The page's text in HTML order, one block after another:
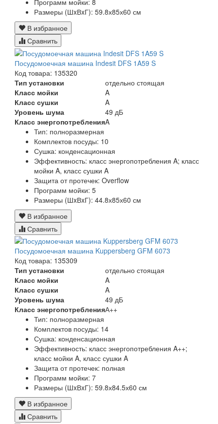
Программ мойки: 8
Размеры (ШxВxГ): 59.8х85х60 см
В избранное
Сравнить
Посудомоечная машина Indesit DFS 1A59 S
Код товара: 135320
Тип установки
отдельно стоящая
Класс мойки
A
Класс сушки
A
Уровень шума
49 дБ
Класс энергопотребленияA
Тип: полноразмерная
Комплектов посуды: 10
Сушка: конденсационная
Эффективность: класс энергопотребления A; класс
мойки A, класс сушки A
Защита от протечек: Overflow
Программ мойки: 5
Размеры (ШxВxГ): 44.8х85х60 см
В избранное
Сравнить
Посудомоечная машина Kuppersberg GFM 6073
Код товара: 135309
Тип установки
отдельно стоящая
Класс мойки
A
Класс сушки
A
Уровень шума
49 дБ
Класс энергопотребленияА++
Тип: полноразмерная
Комплектов посуды: 14
Сушка: конденсационная
Эффективность: класс энергопотребления A++;
класс мойки A, класс сушки A
Защита от протечек: полная
Программ мойки: 7
Размеры (ШxВxГ): 59.8х84.5х60 см
В избранное
Сравнить